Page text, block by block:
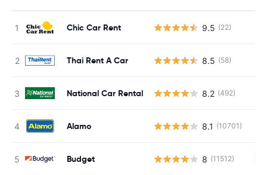
Chic Car Rent 9.5 (22)
Thai Rent A Car 8.5 (58)
National Car Rental 8.2 (492)
Alamo 8.1 (10701)
Budget 8 (11512)